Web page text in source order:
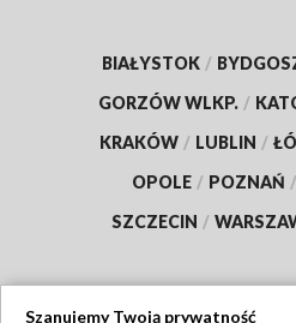
BIAŁYSTOK /
GORZÓW WLKP. /
KRAKÓW / LUBLIN /
OPOLE / POZNAŃ /
SZCZECIN /
Szanujemy Twoją prywatność